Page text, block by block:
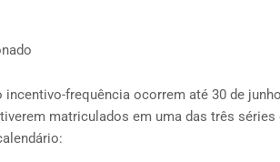
incentivo-frequência ocorrem até 30 de
matriculados em uma das três